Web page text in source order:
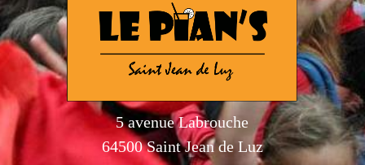
5 avenue Labrouche
64500 Saint Jean de Luz